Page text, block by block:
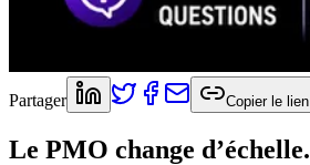
Partager Copier le lien
Le PMO change d’échelle.